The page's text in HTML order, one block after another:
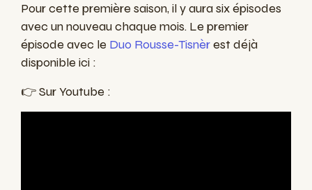
Pour cette première saison, il y aura six épisodes
avec un nouveau chaque mois. Le premier
épisode avec le Duo Rousse-Tisnèrest déjà
disponible ici :
👉 Sur Youtube :